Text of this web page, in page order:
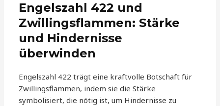
Engelszahl 422 und
Zwillingsflammen: Stärke
und Hindernisse
überwinden
Engelszahl 422 trägt eine kraftvolle Botschaft für
Zwillingsflammen, indem sie die Stärke
symbolisiert, die nötig ist, um Hindernisse zu